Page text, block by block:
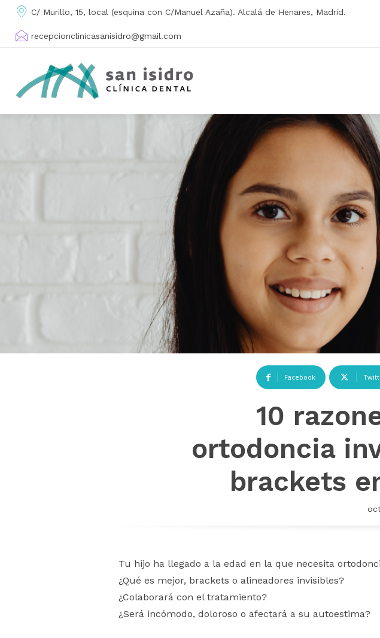
C/ Murillo, 15, local (esquina con C/Manuel Azaña). Alcalá de Henares, Madrid.
recepcionclinicasanisidro@gmail.com
Facebook
10
ortodoncia
brackets
Tu hijo ha llegado a la edad en la que necesita
¿Qué es mejor, brackets o alineadores invisibles?
¿Colaborará con el tratamiento?
¿Será incómodo, doloroso o afectará a su autoestima?